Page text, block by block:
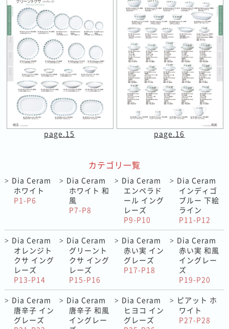
page.15 page.16
カテゴリ一覧
> Dia Ceram
ホワイト
P1-P6
> Dia Ceram
ホワイト 和
風
P7-P8
> Dia Ceram
エンペラド
ール イング
レーズ
P9-P10
> Dia Ceram
インディゴ
ブルー 下絵
ライン
P11-P12
> Dia Ceram
オレンジト
クサ イング
レーズ
P13-P14
> Dia Ceram
グリーント
クサ イング
レーズ
P15-P16
> Dia Ceram
赤い実 イン
グレーズ
P17-P18
> Dia Ceram
赤い実 和風
イングレー
ズ
P19-P20
> Dia Ceram
唐辛子 イン
グレーズ
> Dia Ceram
唐辛子 和風
イングレー
> Dia Ceram
ヒヨコ イン
グレーズ
> ピアット ホ
ワイト
P27-P28